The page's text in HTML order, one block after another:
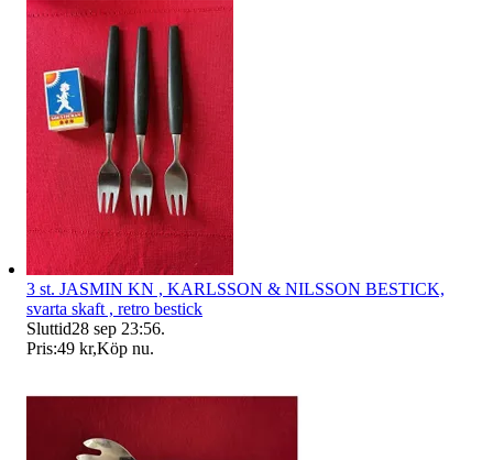
3 st. JASMIN KN , KARLSSON & NILSSON BESTICK,
svarta skaft , retro bestick
Sluttid28 sep 23:56.
Pris:49 kr,Köp nu.